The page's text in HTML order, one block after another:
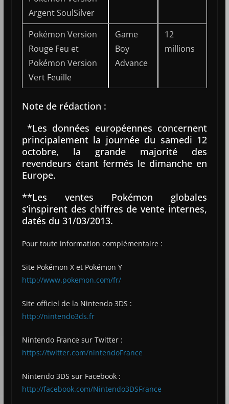
Argent SoulSilver
Pokémon Version
Rouge Feu et
Pokémon Version
Vert Feuille
Game
Boy
Advance
12
millions
Note de rédaction :
*Les données européennes concernent
principalement la journée du samedi 12
octobre, la grande majorité des
revendeurs étant fermés le dimanche en
Europe.
**Les ventes Pokémon globales
s’inspirent des chiffres de vente internes,
datés du 31/03/2013.
Pour toute information complémentaire :
Site Pokémon X et Pokémon Y
http://www.pokemon.com/fr/
Site officiel de la Nintendo 3DS :
http://nintendo3ds.fr
Nintendo France sur Twitter :
https://twitter.com/nintendoFrance
Nintendo 3DS sur Facebook :
http://facebook.com/Nintendo3DSFrance